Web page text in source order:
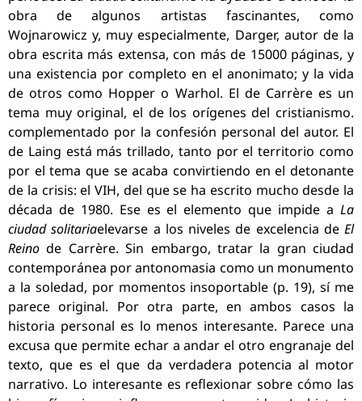
obra de algunos artistas fascinantes, como
Wojnarowicz y, muy especialmente, Darger, autor de la
obra escrita más extensa, con más de 15000 páginas, y
una existencia por completo en el anonimato; y la vida
de otros como Hopper o Warhol. El de Carrère es un
tema muy original, el de los orígenes del cristianismo.
complementado por la confesión personal del autor. El
de Laing está más trillado, tanto por el territorio como
por el tema que se acaba convirtiendo en el detonante
de la crisis: el VIH, del que se ha escrito mucho desde la
década de 1980. Ese es el elemento que impide a La
ciudad solitariaelevarse a los niveles de excelencia de El
Reinode Carrère. Sin embargo, tratar la gran ciudad
contemporánea por antonomasia como un monumento
a la soledad, por momentos insoportable (p. 19), sí me
parece original. Por otra parte, en ambos casos la
historia personal es lo menos interesante. Parece una
excusa que permite echar a andar el otro engranaje del
texto, que es el que da verdadera potencia al motor
narrativo. Lo interesante es reflexionar sobre cómo las